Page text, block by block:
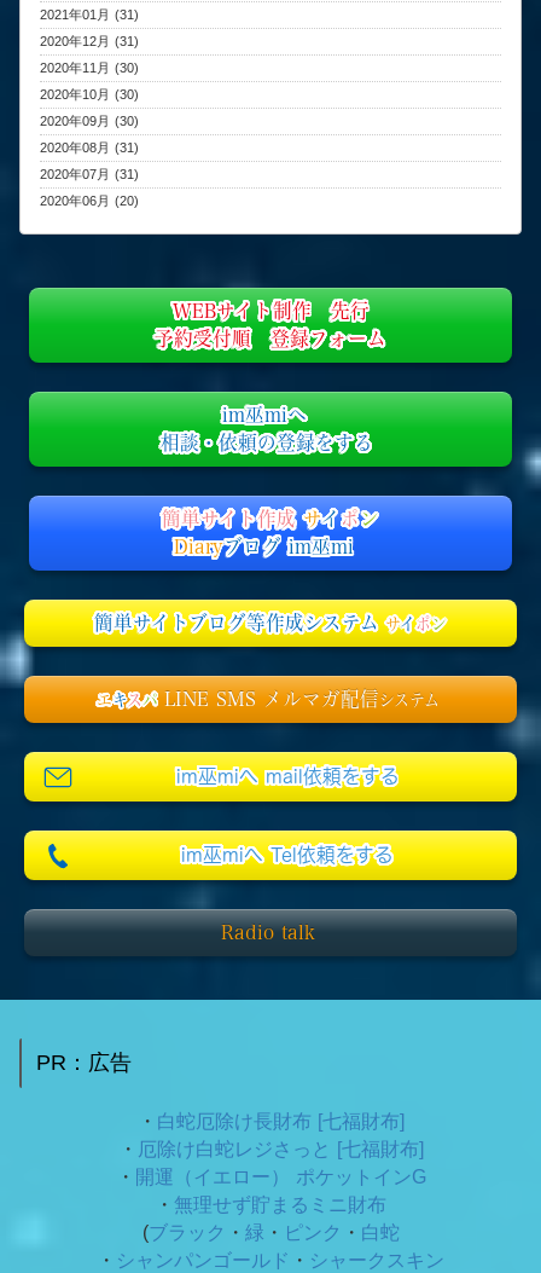
2021年01月 (31)
2020年12月 (31)
2020年11月 (30)
2020年10月 (30)
2020年09月 (30)
2020年08月 (31)
2020年07月 (31)
2020年06月 (20)
WEBサイト制作 先行
予約受付順 登録フォーム
im巫miへ
相談・依頼の登録をする
簡単サイト作成サイポン
Diaryブログ im巫mi
簡単サイトブログ等作成システム サイポン
エキスパ LINE SMS メルマガ配信システム
im巫miへ mail依頼をする
im巫miへ Tel依頼をする
Radio talk
PR：広告
・ 白蛇厄除け長財布 [七福財布]
・ 厄除け白蛇レジさっと [七福財布]
・ 開運（イエロー） ポケットインG
・ 無理せず貯まるミニ財布
(ブラック ・ 緑 ・ ピンク ・ 白蛇
・ シャンパンゴールド ・ シャークスキン